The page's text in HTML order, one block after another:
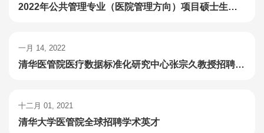
2022年公共管理专业（医院管理方向）项目硕士生复试录取实施细则
一月 14, 2022
清华医管院医疗数据标准化研究中心张宗久教授招聘博士后
十二月 01, 2021
清华大学医管院全球招聘学术英才